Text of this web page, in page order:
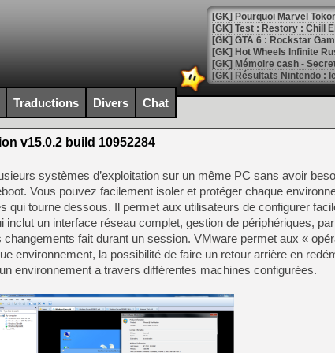
[GK] Pourquoi Marvel
[GK] Test : Restory : Chill
[GK] GTA 6 : Rockstar
[GK] Hot Wheels Infinite
[GK] Mémoire cash -
[GK] Résultats Nintendo :
[GK] Déjà des
[Mo5] Brickboy cherche à
[GK] Minecraft et ses «
[GK] Beast of
[GK] Ubisoft : fin de partie
[GK] Mémoire cash -
[GK] Dan Houser (GTA)
[GK] Comment EA Sports
[GK] Crimson Moon : un
[GK] Isle of Reveries : le
[GK] Moonlighter 2 : The
[GK] Capcom relance
[Mo5] Deux inédits du
[GK] Le beat'em up The
[GK] Endless Legend 2 :
Traductions Divers Chat
v15.0.2 build 10952284
systèmes d’exploitation sur un même PC sans avoir
Vous pouvez facilement isoler et protéger chaque
qui tourne dessous. Il permet aux utilisateurs de configurer
inclut un interface réseau complet, gestion de périphériques,
fait durant un session. VMware permet aux «
environnement, la possibilité de faire un retour arrière en
environnement a travers différentes machines configurées.